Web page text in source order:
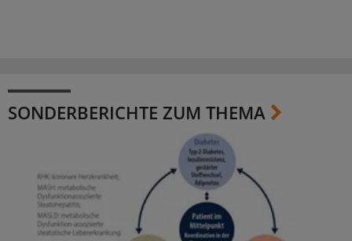
SONDERBERICHTE ZUM THEMA